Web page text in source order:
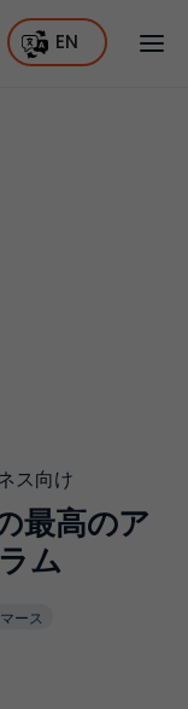
EN
ス向け
最高のア
ム
ース